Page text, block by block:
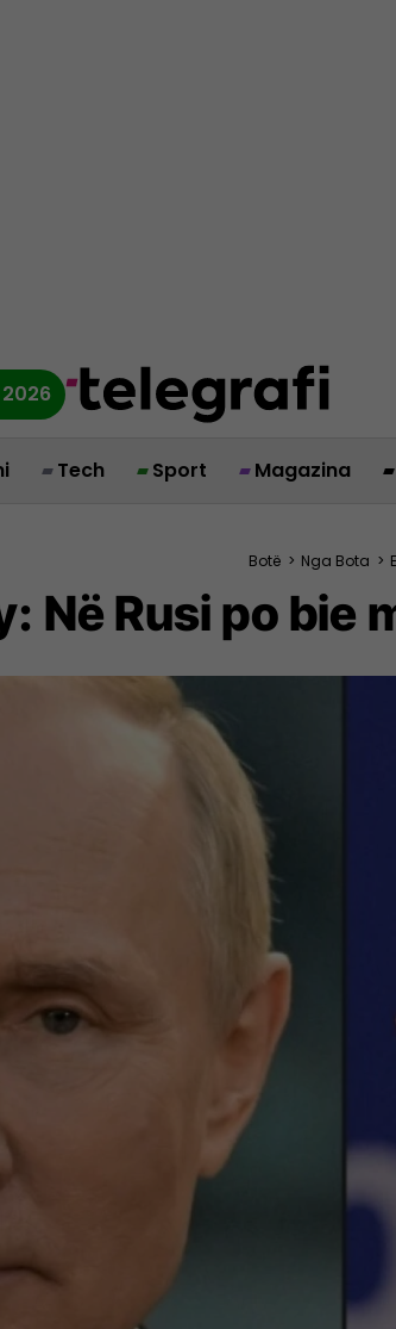
Tech Sport Magazina
Botë > Nga Bota >
Në Rusi po bie